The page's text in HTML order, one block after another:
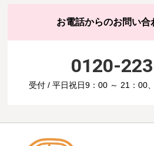
お電話からのお問い合
0120-
受付 / 平日祝日9：00 ～ 21：00